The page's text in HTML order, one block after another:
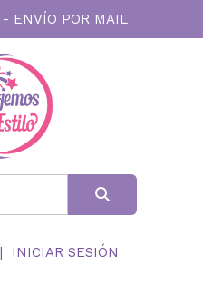
ENVÍO POR MAIL
INICIAR SESIÓN